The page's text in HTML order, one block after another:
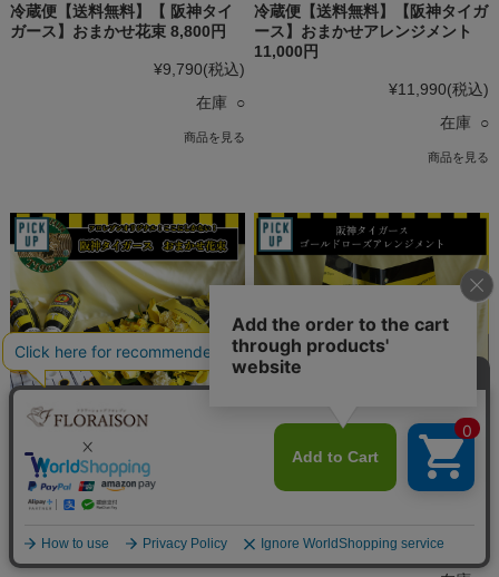
冷蔵便【送料無料】【 阪神タイ
ガース】おまかせ花束 8,800円
¥9,790(税込)
在庫 ○
商品を見る
冷蔵便【送料無料】【阪神タイガ
ース】おまかせアレンジメント
11,000円
¥11,990(税込)
在庫 ○
商品を見る
冷蔵便【送料無料】【阪神タイガ
ース】おまかせ花束 10,000円
在庫 ○
冷蔵便【送料無料】【阪神タイガ
ース】ゴールドローズ アレンジ
¥42,790